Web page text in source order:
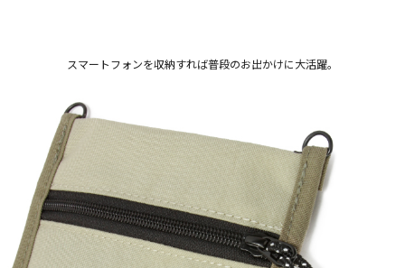
スマートフォンを収納すれば普段のお出かけに大活躍。